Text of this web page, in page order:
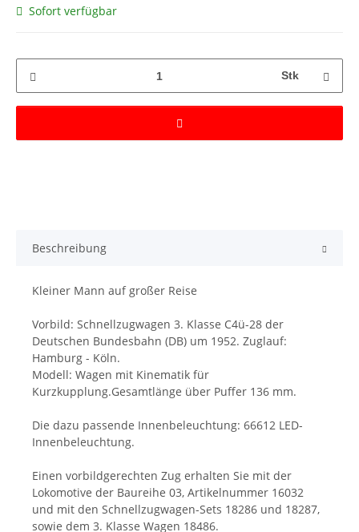
Sofort verfügbar
Stk
Beschreibung
Kleiner Mann auf großer Reise
Vorbild: Schnellzugwagen 3. Klasse C4ü-28 der
Deutschen Bundesbahn (DB) um 1952. Zuglauf:
Hamburg - Köln.
Modell: Wagen mit Kinematik für
Kurzkupplung.Gesamtlänge über Puffer 136 mm.
Die dazu passende Innenbeleuchtung: 66612 LED-
Innenbeleuchtung.
Einen vorbildgerechten Zug erhalten Sie mit der
Lokomotive der Baureihe 03, Artikelnummer 16032
und mit den Schnellzugwagen-Sets 18286 und 18287,
sowie dem 3. Klasse Wagen 18486.